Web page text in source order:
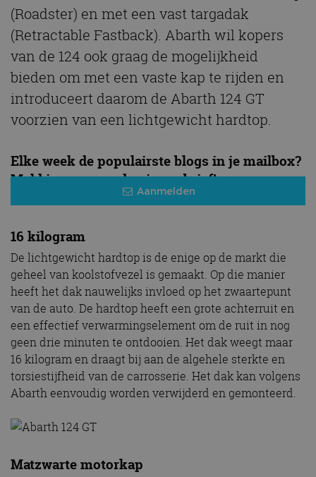
(Roadster) en met een vast targadak
(Retractable Fastback). Abarth wil kopers
van de 124 ook graag de mogelijkheid
bieden om met een vaste kap te rijden en
introduceert daarom de Abarth 124 GT
voorzien van een lichtgewicht hardtop.
Elke week de populairste blogs in je mailbox?
Meld je aan voor de nieuwsbrief!
Aanmelden
16 kilogram
De lichtgewicht hardtop is de enige op de markt die
geheel van koolstofvezel is gemaakt. Op die manier
heeft het dak nauwelijks invloed op het zwaartepunt
van de auto. De hardtop heeft een grote achterruit en
een effectief verwarmingselement om de ruit in nog
geen drie minuten te ontdooien. Het dak weegt maar
16 kilogram en draagt bij aan de algehele sterkte en
torsiestijfheid van de carrosserie. Het dak kan volgens
Abarth eenvoudig worden verwijderd en gemonteerd.
Matzwarte motorkap